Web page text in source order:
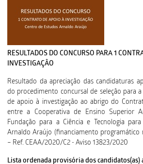
RESULTADOS DO CONCURSO PARA 1
INVESTIGAÇÂO
Resultado da apreciação das candidaturas
do procedimento concursal de seleção para
de apoio à investigação ao abrigo do
entre a Cooperativa de Ensino Superior
Fundação para a Ciência e Tecnologia
Arnaldo Araújo (financiamento programático
– Ref. CEAA/2020/C2 - Aviso 13823/2020
Lista ordenada provisória dos